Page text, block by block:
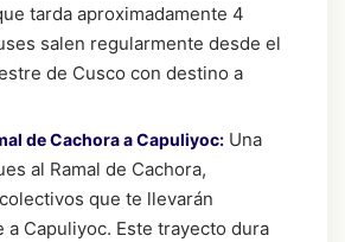
tarda aproximadamente 4
salen regularmente desde el
de Cusco con destino a
de Cachora a Capuliyoc: Una
al Ramal de Cachora,
que te llevarán
a Capuliyoc. Este trayecto dura